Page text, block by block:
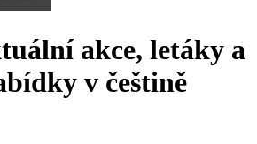
akce, letáky a
v češtině